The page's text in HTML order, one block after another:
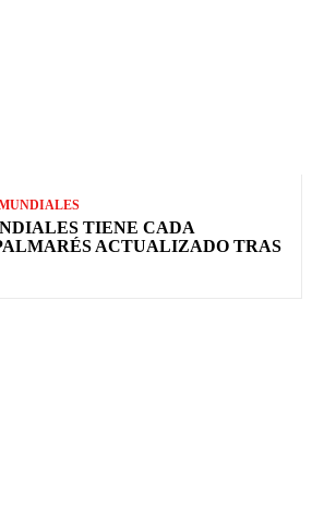
TIENE CADA
ACTUALIZADO TRAS